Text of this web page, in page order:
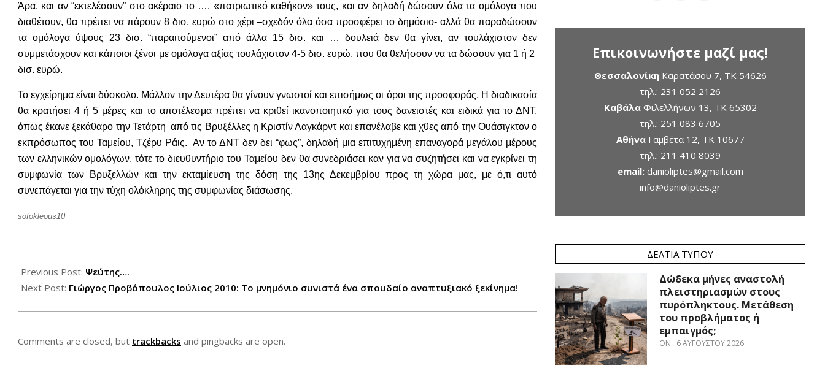
Άρα, και αν “εκτελέσουν” στο ακέραιο το …. «πατριωτικό καθήκον» τους, και αν δηλαδή δώσουν όλα τα ομόλογα που
διαθέτουν, θα πρέπει να πάρουν 8 δισ. ευρώ στο χέρι –σχεδόν όλα όσα προσφέρει το δημόσιο- αλλά θα παραδώσουν
τα ομόλογα ύψους 23 δισ. “παραιτούμενοι” από άλλα 15 δισ. και … δουλειά δεν θα γίνει, αν τουλάχιστον δεν
συμμετάσχουν και κάποιοι ξένοι με ομόλογα αξίας τουλάχιστον 4-5 δισ. ευρώ, που θα θελήσουν να τα δώσουν για 1 ή 2
δισ. ευρώ.
Το εγχείρημα είναι δύσκολο. Μάλλον την Δευτέρα θα γίνουν γνωστοί και επισήμως οι όροι της προσφοράς. Η διαδικασία
θα κρατήσει 4 ή 5 μέρες και το αποτέλεσμα πρέπει να κριθεί ικανοποιητικό για τους δανειστές και ειδικά για το ΔΝΤ,
όπως έκανε ξεκάθαρο την Τετάρτη από τις Βρυξέλλες η Κριστίν Λαγκάρντ και επανέλαβε και χθες από την Ουάσιγκτον ο
εκπρόσωπος του Ταμείου, Τζέρυ Ράις. Αν το ΔΝΤ δεν δει “φως”, δηλαδή μια επιτυχημένη επαναγορά μεγάλου μέρους
των ελληνικών ομολόγων, τότε το διευθυντήριο του Ταμείου δεν θα συνεδριάσει καν για να συζητήσει και να εγκρίνει τη
συμφωνία των Βρυξελλών και την εκταμίευση της δόση της 13ης Δεκεμβρίου προς τη χώρα μας, με ό,τι αυτό
συνεπάγεται για την τύχη ολόκληρης της συμφωνίας διάσωσης.
sofokleous10
12-
01
Previous Post: Ψεύτης….
Next Post: Γιώργος Προβόπουλος Ιούλιος 2010: Το μνημόνιο συνιστά ένα σπουδαίο αναπτυξιακό ξεκίνημα!
Comments are closed, but trackbacks and pingbacks are open.
Επικοινωνήστε μαζί μας!
ΘεσσαλονίκηΚαρατάσου 7, TK 54626
τηλ.: 231 052 2126
ΚαβάλαΦιλελλήνων 13, ΤΚ 65302
τηλ.: 251 083 6705
ΑθήναΓαμβέτα 12, ΤΚ 10677
τηλ.: 211 410 8039
email: danioliptes@gmail.com
info@danioliptes.gr
ΔΕΛΤΊΑ ΤΎΠΟΥ
Δώδεκα μήνες αναστολή
πλειστηριασμών στους
πυρόπληκτους. Μετάθεση
του προβλήματος ή
εμπαιγμός;
ON: 6 ΑΥΓΟΎΣΤΟΥ 2026